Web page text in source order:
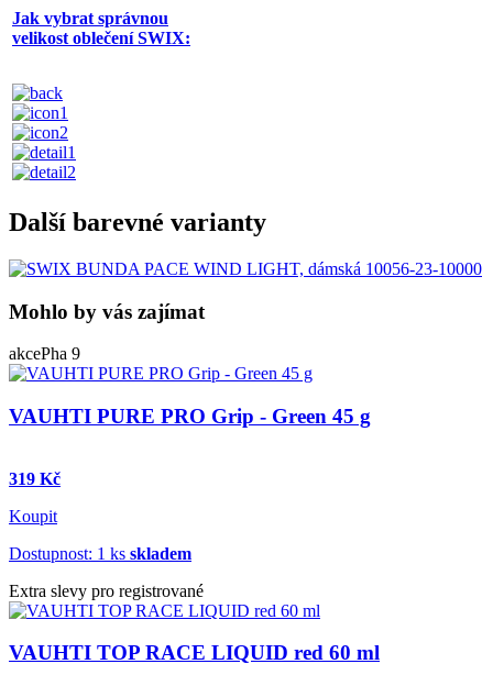
Jak vybrat správnou
velikost oblečení SWIX:
Další barevné varianty
Mohlo by vás zajímat
akcePha 9
VAUHTI PURE PRO Grip - Green 45 g
319 Kč
Koupit
Dostupnost: 1 ks skladem
Extra slevy pro registrované
VAUHTI TOP RACE LIQUID red 60 ml